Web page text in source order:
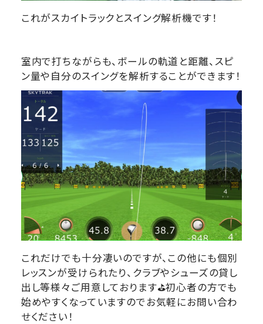
これがスカイトラックとスイング解析機です！
室内で打ちながらも、ボールの軌道と距離、スピ
ン量や自分のスイングを解析することができます！
これだけでも十分凄いのですが、この他にも個別
レッスンが受けられたり、クラブやシューズの貸し
出し等様々ご用意しております⛳初心者の方でも
始めやすくなっていますのでお気軽にお問い合わ
せください！